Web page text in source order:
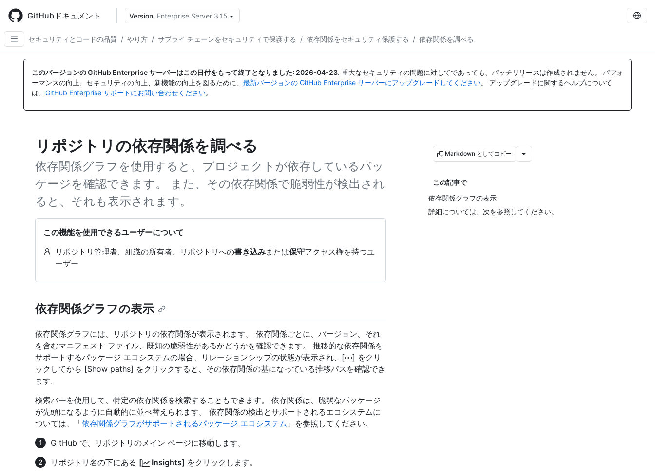
main
content
GitHubドキュメント Version: Enterprise Server 3.15
セキュリティとコードの品質 / やり方 / サプライ チェーンをセキュリティで保護する / 依存関係をセキュリティ保護する / 依存関係を調べる
このバージョンの GitHub Enterprise サーバーはこの日付をもって終了となりました: 2026-04-23. 重大なセキュリティの問題に対してであっても、パッチリリースは作成されません。 パフォ
ーマンスの向上、セキュリティの向上、新機能の向上を図るために、 最新バージョンの GitHub Enterprise サーバーにアップグレードしてください。 アップグレードに関するヘルプについて
は、 GitHub Enterprise サポートにお問い合わせください。
リポジトリの依存関係を調べる
依存関係グラフを使用すると、プロジェクトが依存しているパッ
ケージを確認できます。 また、その依存関係で脆弱性が検出され
ると、それも表示されます。
この機能を使用できるユーザーについて
リポジトリ管理者、組織の所有者、リポジトリへの書き込みまたは保守アクセス権を持つユ
ーザー
Markdown としてコピー
この記事で
依存関係グラフの表示
詳細については、次を参照してください。
依存関係グラフの表示
依存関係グラフには、リポジトリの依存関係が表示されます。 依存関係ごとに、バージョン、それ
を含むマニフェスト ファイル、既知の脆弱性があるかどうかを確認できます。 推移的な依存関係を
サポートするパッケージ エコシステムの場合、リレーションシップの状態が表示され、[
] をクリ
ックしてから [Show paths] をクリックすると、その依存関係の基になっている推移パスを確認でき
ます。
検索バーを使用して、特定の依存関係を検索することもできます。 依存関係は、脆弱なパッケージ
が先頭になるように自動的に並べ替えられます。 依存関係の検出とサポートされるエコシステムに
ついては、「依存関係グラフがサポートされるパッケージ エコシステム 」を参照してください。
GitHub で、リポジトリのメイン ページに移動します。
リポジトリ名の下にある [ Insights] をクリックします。